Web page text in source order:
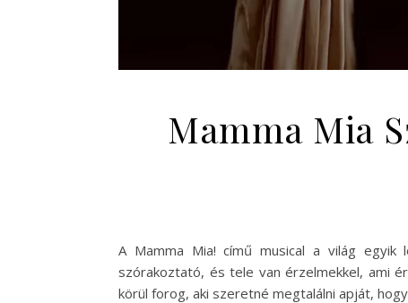
Mamma Mia
A Mamma Mia! című musical a világ
szórakoztató, és tele van érzelmekkel, ami
körül forog, aki szeretné megtalálni apját,